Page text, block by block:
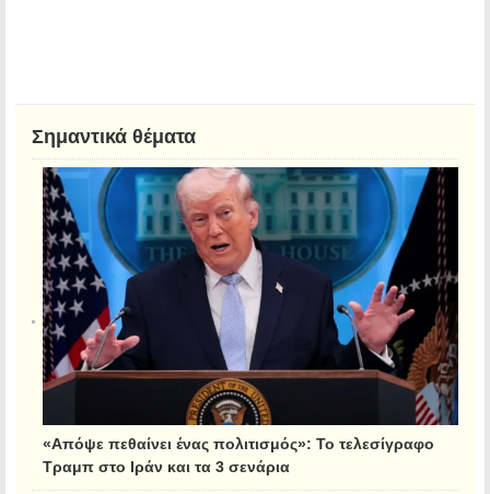
Σημαντικά θέματα
«Απόψε πεθαίνει ένας πολιτισμός»: Το τελεσίγραφο
Τραμπ στο Ιράν και τα 3 σενάρια